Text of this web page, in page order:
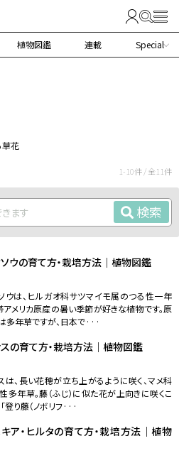
植物図鑑 連載 Special
草花
1-10件 / 全11件
検索
ウの育て方・栽培方法｜植物図鑑
ウは、ヒルガオ科サツマイモ属のつる性一年
アメリカ原産の暑い季節が好きな植物です。原
多年草ですが、日本で···
の育て方・栽培方法｜植物図鑑
は、長い花穂が立ち上がるように咲く、マメ科
多年草。藤（ふじ）に似た花が上向きに咲くこ
登り藤（ノボリフ···
ア・ヒルタの育て方・栽培方法｜植物